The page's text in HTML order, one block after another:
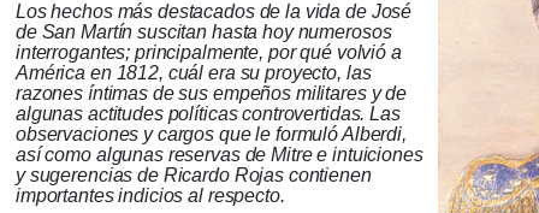
Los hechos más destacados de la vida de José
de San Martín suscitan hasta hoy numerosos
interrogantes;principalmente, por qué volvió a
América en 1812, cuál era su proyecto, las
razones íntimas de sus empeños militares y de
algunas actitudes políticas controvertidas.Las
observaciones y cargos que le formuló Alberdi,
así como algunas reservas de Mitre e intuiciones
y sugerencias de Ricardo Rojas contienen
importantes indicios al respecto.